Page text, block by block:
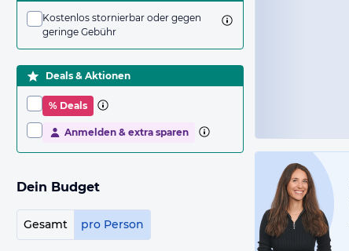
Kostenlos stornierbar oder gegen
geringe Gebühr
Deals & Aktionen
% Deals
Anmelden & extra sparen
Dein Budget
Gesamt pro Person